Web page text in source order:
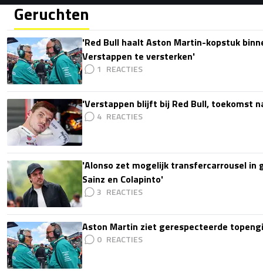
Geruchten
'Red Bull haalt Aston Martin-kopstuk
Verstappen te versterken'
1
'Verstappen blijft bij Red Bull, toekomst
4
'Alonso zet mogelijk transfercarrousel in
Sainz en Colapinto'
3
Aston Martin ziet gerespecteerde
0